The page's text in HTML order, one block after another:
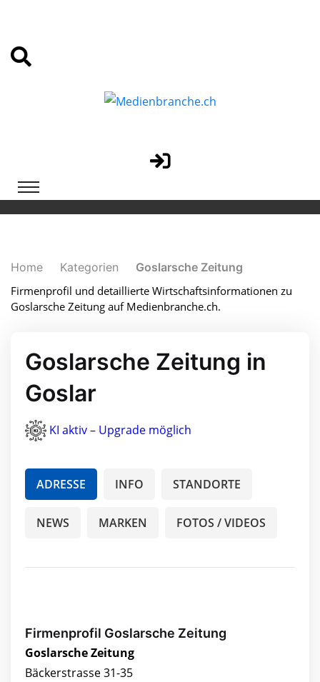
Home Kategorien
Goslarsche Zeitung
Firmenprofil und detaillierte Wirtschaftsinformationen zu
Goslarsche Zeitung auf Medienbranche.ch.
Goslarsche Zeitung in
Goslar
KI aktiv – Upgrade möglich
ADRESSE INFO STANDORTE
NEWS MARKEN FOTOS / VIDEOS
Firmenprofil Goslarsche Zeitung
Goslarsche Zeitung
Bäckerstrasse 31-35